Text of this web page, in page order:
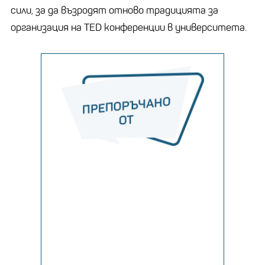
сили, за да възродят отново традицията за
организация на TED конференции в университета.